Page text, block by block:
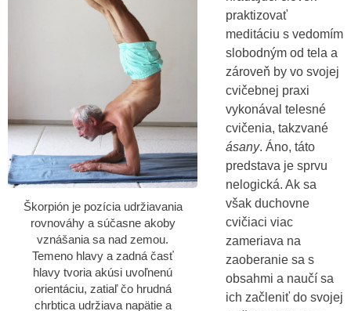
Škorpión je pozícia udržiavania
rovnováhy a súčasne akoby
vznášania sa nad zemou.
Temeno hlavy a zadná časť
hlavy tvoria akúsi uvoľnenú
orientáciu, zatiaľ čo hrudná
chrbtica udržiava napätie a
praktizovať
meditáciu s vedomím
slobodným od tela a
zároveň by vo svojej
cvičebnej praxi
vykonával telesné
cvičenia, takzvané
ásany. Áno, táto
predstava je sprvu
nelogická. Ak sa
však duchovne
cvičiaci viac
zameriava na
zaoberanie sa s
obsahmi a naučí sa
ich začleniť do svojej